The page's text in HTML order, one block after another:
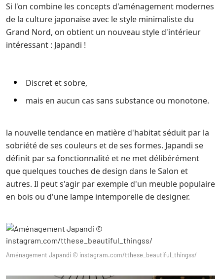
Si l'on combine les concepts d'aménagement modernes
de la culture japonaise avec le style minimaliste du
Grand Nord, on obtient un nouveau style d'intérieur
intéressant : Japandi !
Discret et sobre,
mais en aucun cas sans substance ou monotone.
la nouvelle tendance en matière d'habitat séduit par la
sobriété de ses couleurs et de ses formes. Japandi se
définit par sa fonctionnalité et ne met délibérément
que quelques touches de design dans le Salon et
autres. Il peut s'agir par exemple d'un meuble populaire
en bois ou d'une lampe intemporelle de designer.
Aménagement Japandi © instagram.com/tthese_beautiful_thingss/